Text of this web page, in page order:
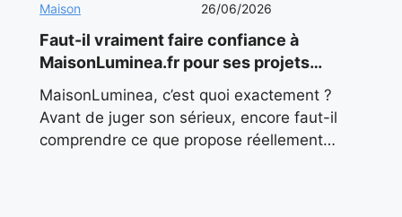
Maison 26/06/2026
Faut-il vraiment faire confiance à
MaisonLuminea.fr pour ses projets
maison en 2026 ?
MaisonLuminea, c’est quoi exactement ?
Avant de juger son sérieux, encore faut-il
comprendre ce que propose réellement